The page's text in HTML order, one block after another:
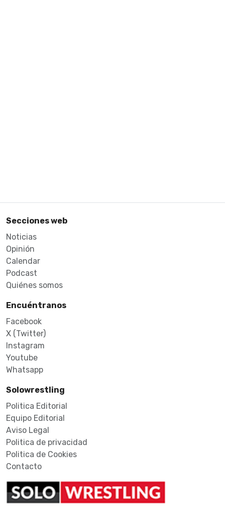
Secciones web
Noticias
Opinión
Calendar
Podcast
Quiénes somos
Encuéntranos
Facebook
X (Twitter)
Instagram
Youtube
Whatsapp
Solowrestling
Politica Editorial
Equipo Editorial
Aviso Legal
Politica de privacidad
Politica de Cookies
Contacto